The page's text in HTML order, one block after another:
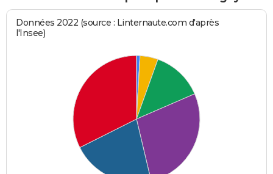
Données 2022 (source : Linternaute.com d'après
l'Insee)